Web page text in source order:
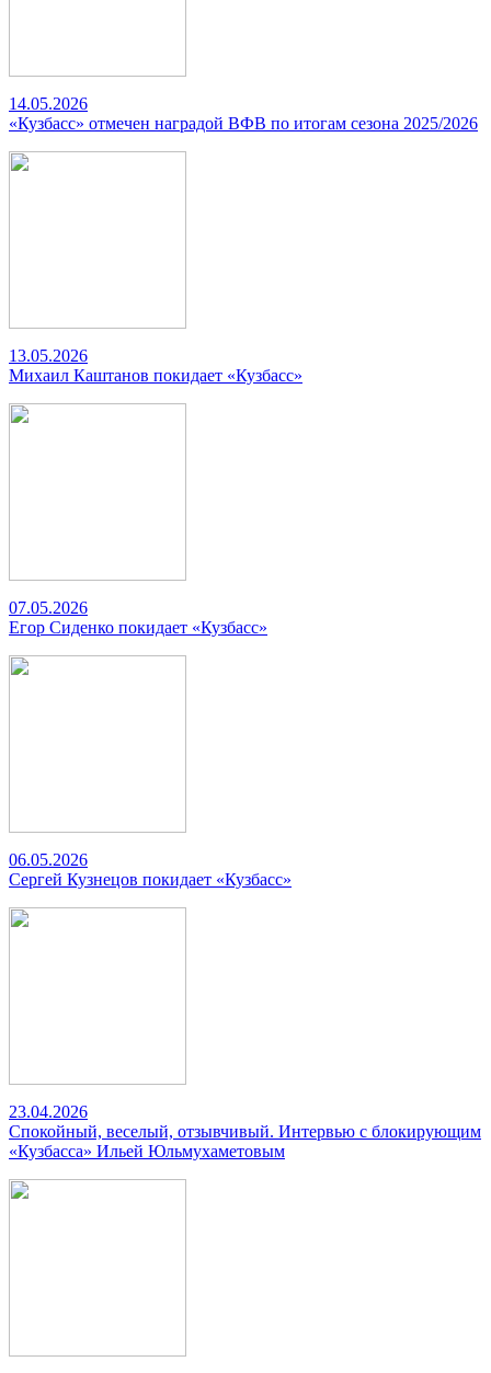
14.05.2026
«Кузбасс» отмечен наградой ВФВ по итогам сезона 2025/2026
13.05.2026
Михаил Каштанов покидает «Кузбасс»
07.05.2026
Егор Сиденко покидает «Кузбасс»
06.05.2026
Сергей Кузнецов покидает «Кузбасс»
23.04.2026
Спокойный, веселый, отзывчивый. Интервью с блокирующим
«Кузбасса» Ильей Юльмухаметовым